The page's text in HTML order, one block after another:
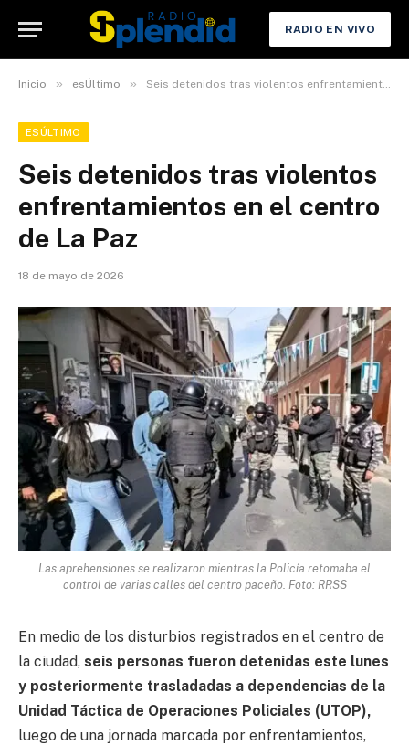
RADIO EN VIVO
Inicio » esÚltimo » Seis detenidos tras violentos enfrentamientos en el centro de La Paz
ESÚLTIMO
Seis detenidos tras violentos
enfrentamientos en el centro
de La Paz
18 de mayo de 2026
Las aprehensiones se realizaron mientras la Policía retomaba el
control de varias calles del centro paceño. Foto: RRSS
En medio de los disturbios registrados en el centro de
la ciudad, seis personas fueron detenidas este lunes
y posteriormente trasladadas a dependencias de la
Unidad Táctica de Operaciones Policiales (UTOP),
luego de una jornada marcada por enfrentamientos,